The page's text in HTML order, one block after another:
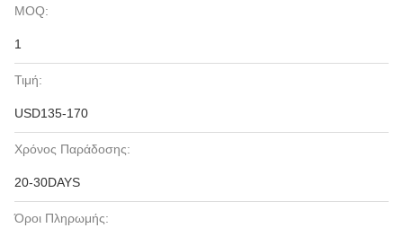
MOQ:
1
Τιμή:
USD135-170
Χρόνος Παράδοσης:
20-30DAYS
Όροι Πληρωμής: